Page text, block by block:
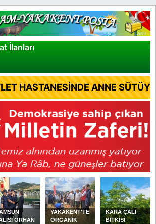
İlanları
HASTANESİNDE ANNE
ORHAN
YAKAKENT'TE
ORGANİK
KARA ÇALI
BİTKİSİ
×